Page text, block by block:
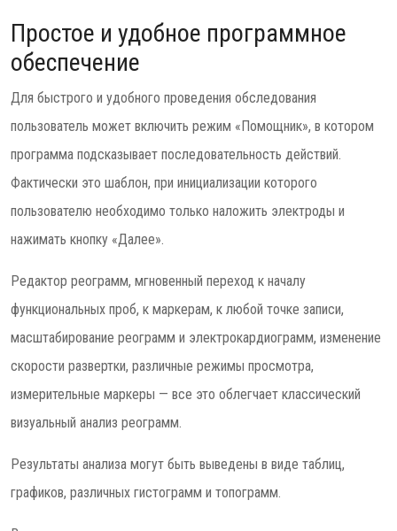
Простое и удобное программное
обеспечение
Для быстрого и удобного проведения обследования
пользователь может включить режим «Помощник», в котором
программа подсказывает последовательность действий.
Фактически это шаблон, при инициализации которого
пользователю необходимо только наложить электроды и
нажимать кнопку «Далее».
Редактор реограмм, мгновенный переход к началу
функциональных проб, к маркерам, к любой точке записи,
масштабирование реограмм и электрокардиограмм, изменение
скорости развертки, различные режимы просмотра,
измерительные маркеры — все это облегчает классический
визуальный анализ реограмм.
Результаты анализа могут быть выведены в виде таблиц,
графиков, различных гистограмм и топограмм.